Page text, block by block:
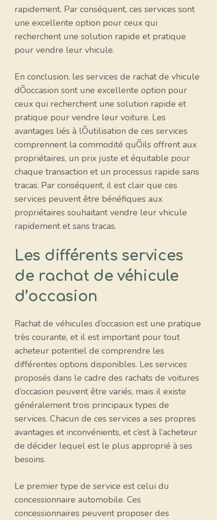
rapidement. Par conséquent, ces services sont
une excellente option pour ceux qui
recherchent une solution rapide et pratique
pour vendre leur vhicule.
En conclusion, les services de rachat de vhicule
dÕoccasion sont une excellente option pour
ceux qui recherchent une solution rapide et
pratique pour vendre leur voiture. Les
avantages liés à lÕutilisation de ces services
comprennent la commodité quÕils offrent aux
propriétaires, un prix juste et équitable pour
chaque transaction et un processus rapide sans
tracas. Par conséquent, il est clair que ces
services peuvent être bénéfiques aux
propriétaires souhaitant vendre leur vhicule
rapidement et sans tracas.
Les différents services
de rachat de véhicule
d’occasion
Rachat de véhicules d’occasion est une pratique
très courante, et il est important pour tout
acheteur potentiel de comprendre les
différentes options disponibles. Les services
proposés dans le cadre des rachats de voitures
d’occasion peuvent être variés, mais il existe
généralement trois principaux types de
services. Chacun de ces services a ses propres
avantages et inconvénients, et c’est à l’acheteur
de décider lequel est le plus approprié à ses
besoins.
Le premier type de service est celui du
concessionnaire automobile. Ces
concessionnaires peuvent proposer des